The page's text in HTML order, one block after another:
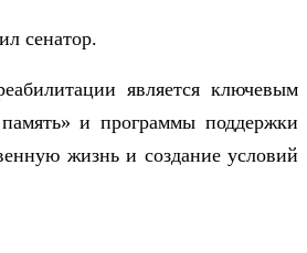
сенатор.
является ключевым
и программы поддержки
жизнь и создание условий